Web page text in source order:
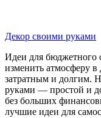
Декор своими руками
Идеи для бюджетного
изменить атмосферу
затратным и долгим.
руками — простой и
без больших
лучшие идеи для